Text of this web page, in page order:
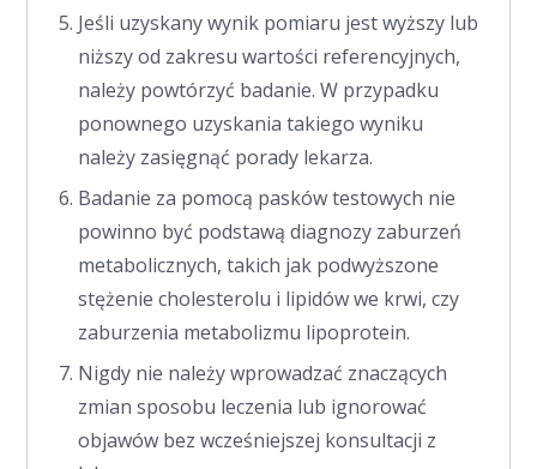
Jeśli uzyskany wynik pomiaru jest wyższy lub
niższy od zakresu wartości referencyjnych,
należy powtórzyć badanie. W przypadku
ponownego uzyskania takiego wyniku
należy zasięgnąć porady lekarza.
Badanie za pomocą pasków testowych nie
powinno być podstawą diagnozy zaburzeń
metabolicznych, takich jak podwyższone
stężenie cholesterolu i lipidów we krwi, czy
zaburzenia metabolizmu lipoprotein.
Nigdy nie należy wprowadzać znaczących
zmian sposobu leczenia lub ignorować
objawów bez wcześniejszej konsultacji z